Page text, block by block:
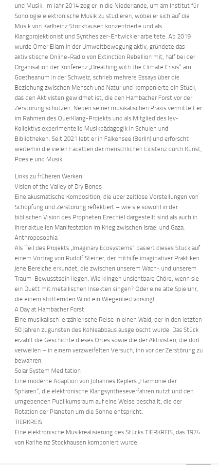
und Musik. Im Jahr 2014 zog er in die Niederlande, um am Institut für
Sonologie elektronische Musik zu studieren, wobei er sich auf die
Musik von Karlheinz Stockhausen konzentrierte und als
Klangprojektionist und Synthesizer-Entwickler arbeitete. Ab 2019
wurde Omer Eilam in der Umweltbewegung aktiv, gründete das
aktivistische Online-Radio von Extinction Rebellion mit, half bei der
Organisation der Konferenz „Breathing with the Climate Crisis“ am
Goetheanum in der Schweiz, schrieb mehrere Essays über die
Beziehung zwischen Mensch und Natur und komponierte ein Stück,
das den Aktivisten gewidmet ist, die den Hambacher Forst vor der
Zerstörung schützen. Neben seiner musikalischen Praxis vermittelt er
im Rahmen des QuerKlang-Projekts und als Mitglied des lev-
Kollektivs experimentelle Musikpädagogik in Schulen und
Bibliotheken. Seit 2021 lebt er in Falkensee (Berlin) und erforscht
weiterhin die vielen Facetten der menschlichen Existenz durch Kunst,
Poesie und Musik.
Links zu früheren Werken:
Vision of the Valley of Dry Bones
Eine akusmatische Komposition, die über zeitlose Vorstellungen von
Schöpfung und Zerstörung reflektiert – wie sie sowohl in der
biblischen Vision des Propheten Ezechiel dargestellt sind als auch in
ihrer aktuellen Manifestation im Krieg zwischen Israel und Gaza.
Anthroposophia
Als Teil des Projekts „Imaginary Ecosystems“ basiert dieses Stück auf
einem Vortrag von Rudolf Steiner, der mithilfe imaginativer Praktiken
jene Bereiche erkundet, die zwischen unserem Wach- und unserem
Traum-Bewusstsein liegen. Wie klingen unsichtbare Chöre, wenn sie
ein Duett mit metallischen Insekten singen? Oder eine alte Spieluhr,
die einem stotternden Wind ein Wiegenlied vorsingt …
A Day at Hambacher Forst
Eine musikalisch-erzählerische Reise in einen Wald, der in den letzten
50 Jahren zugunsten des Kohleabbaus ausgelöscht wurde. Das Stück
erzählt die Geschichte dieses Ortes sowie die der Aktivisten, die dort
verweilen – in einem verzweifelten Versuch, ihn vor der Zerstörung zu
bewahren.
Solar System Meditation
Eine moderne Adaption von Johannes Keplers „Harmonie der
Sphären“, die elektronische Klangsyntheseverfahren nutzt und den
umgebenden Publikumsraum auf eine Weise beschallt, die der
Rotation der Planeten um die Sonne entspricht.
TIERKREIS
Eine elektronische Musikrealisierung des Stücks TIERKREIS, das 1974
von Karlheinz Stockhausen komponiert wurde.